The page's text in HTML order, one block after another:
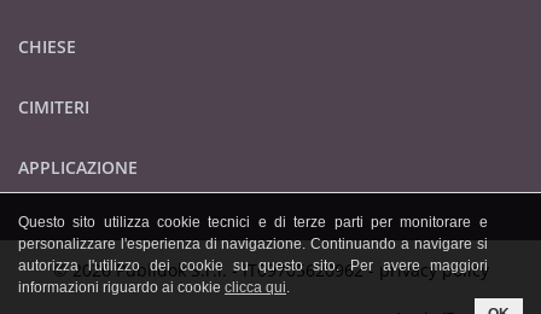
CHIESE
CIMITERI
APPLICAZIONE
© 2026 Publidok S.r.l. - IT09705620962 - privacy policy
Questo sito utilizza cookie tecnici e di terze parti per monitorare e
personalizzare l'esperienza di navigazione. Continuando a navigare si
autorizza l'utilizzo dei cookie su questo sito. Per avere maggiori
informazioni riguardo ai cookie clicca qui.